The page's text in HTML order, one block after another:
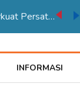
Karnaval Pembangunan HUT ke 81 RI Jadi Momentum Perkuat Persatuan di Merauke
INFORMASI